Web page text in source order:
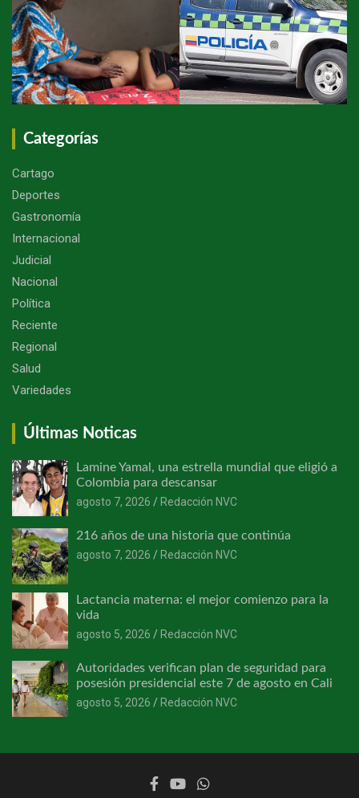
Categorías
Cartago
Deportes
Gastronomía
Internacional
Judicial
Nacional
Política
Reciente
Regional
Salud
Variedades
Últimas Noticas
Lamine Yamal, una estrella mundial que eligió a
Colombia para descansar
agosto 7, 2026
Redacción NVC
216 años de una historia que continúa
agosto 7, 2026
Redacción NVC
Lactancia materna: el mejor comienzo para la
vida
agosto 5, 2026
Redacción NVC
Autoridades verifican plan de seguridad para
posesión presidencial este 7 de agosto en Cali
agosto 5, 2026
Redacción NVC